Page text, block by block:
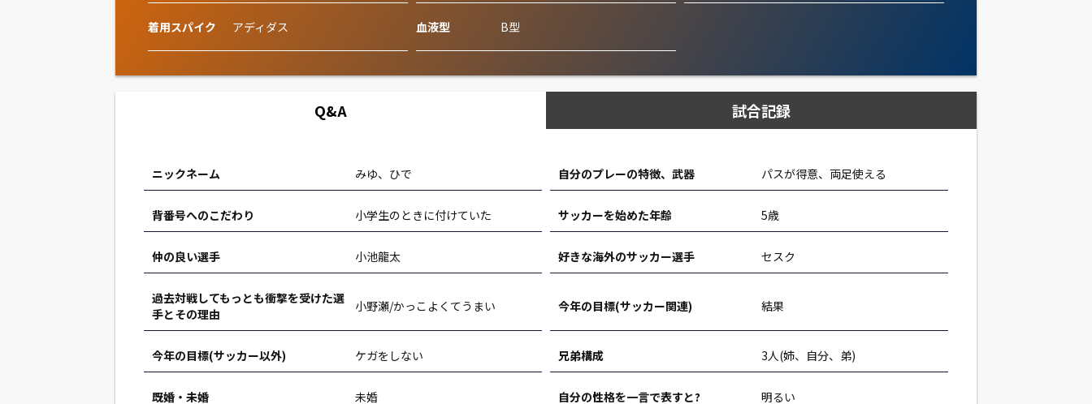
着用スパイク アディダス 血液型 B型
Q&A 試合記録
ニックネーム みゆ、ひで 自分のプレーの特徴、武器 パスが得意、両足使える
背番号へのこだわり 小学生のときに付けていた サッカーを始めた年齢 5歳
仲の良い選手 小池龍太 好きな海外のサッカー選手 セスク
過去対戦してもっとも衝撃を受けた選
手とその理由
小野瀬/かっこよくてうまい 今年の目標(サッカー関連) 結果
今年の目標(サッカー以外) ケガをしない 兄弟構成 3人(姉、自分、弟)
既婚・未婚 未婚 自分の性格を一言で表すと? 明るい